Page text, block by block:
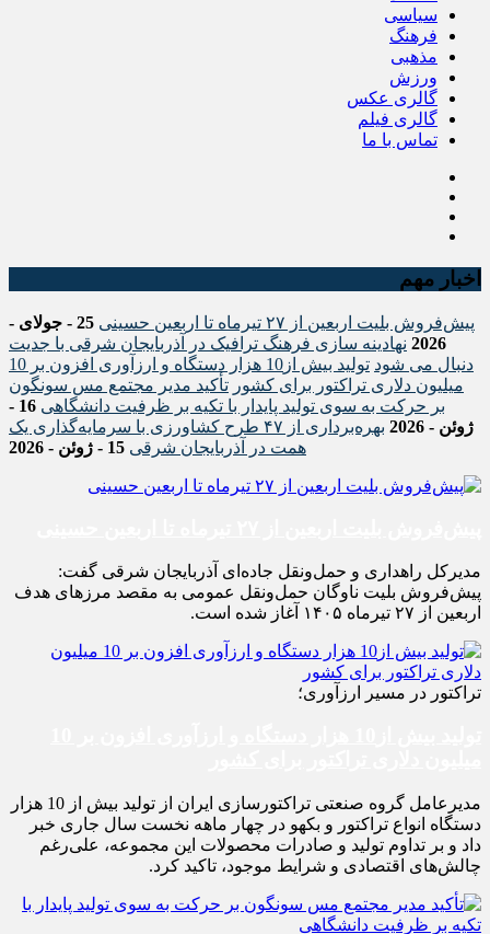
سیاسی
فرهنگ
مذهبی
ورزش
گالری عکس
گالری فیلم
تماس با ما
اخبار مهم
پیش‌فروش بلیت اربعین از ۲۷ تیرماه تا اربعین حسینی
25 - جولای -
2026 نهادینه سازی فرهنگ ترافیک در آذربایجان شرقی با جدیت
دنبال می شود
تولید بیش از10 هزار دستگاه و ارزآوری افزون بر 10
میلیون دلاری تراکتور برای کشور تأکید مدیر مجتمع مس سونگون
بر حرکت به سوی تولید پایدار با تکیه بر ظرفیت دانشگاهی
16 -
ژوئن - 2026
بهره‌برداری از ۴۷ طرح کشاورزی با سرمایه‌گذاری یک
همت در آذربایجان شرقی 15 - ژوئن - 2026
مدیرکل راهداری و حمل‌ونقل جاده‌ای آذربایجان شرقی گفت:
پیش‌فروش بلیت ناوگان حمل‌ونقل عمومی به مقصد مرزهای هدف
اربعین از ۲۷ تیرماه ۱۴۰۵ آغاز شده است.
تراکتور در مسیر ارزآوری؛
مدیرعامل گروه صنعتی تراکتورسازی ایران از تولید بیش از 10 هزار
دستگاه انواع تراکتور و بکهو در چهار ماهه نخست سال جاری خبر
داد و بر تداوم تولید و صادرات محصولات این مجموعه، علی‌رغم
چالش‌های اقتصادی و شرایط موجود، تاکید کرد.